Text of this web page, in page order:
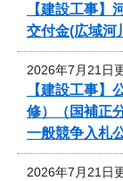
【建設工事
交付金(広域
2026年7月21日
【建設工事
修）（国補正
一般競争入札
2026年7月21日